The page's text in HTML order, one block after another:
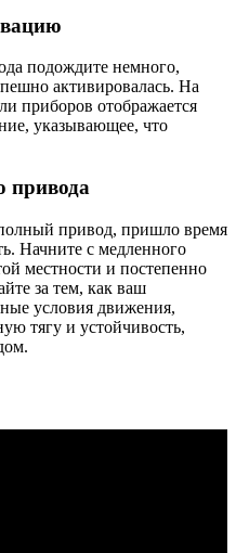
подождите немного,
активировалась. На
приборов отображается
указывающее, что
привода
привод, пришло время
Начните с медленного
местности и постепенно
за тем, как ваш
условия движения,
тягу и устойчивость,